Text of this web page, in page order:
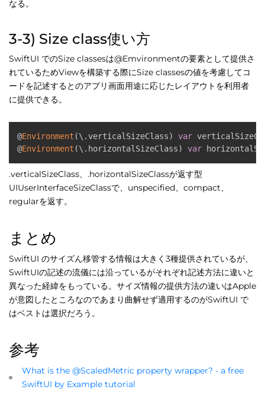
なる。
3-3) Size class使い方
SwiftUI でのSize classesは@Emvironmentの要素として提供さ
れているためViewを構築する際にSize classesの値を考慮してコ
ードを記述するとのアプリ画面用途に応じたレイアウトを利用者
に提供できる。
@Environment (\ . verticalSizeClass) var
@Environment (\ . horizontalSizeClass) var
.verticalSizeClass、.horizontalSizeClassが返す型
UIUserInterfaceSizeClassで、unspecified、compact、
regularを返す。
まとめ
SwiftUI のサイズん移管する情報は大きく3種提供されているが、
SwiftUIの記述の流儀には沿っているがそれぞれ記述方法に違いと
異なった経緯をもっている。サイズ情報の提供方法の違いはApple
が意図したところなのであまり曲解せず適用するのがSwiftUI で
はベストは選択だろう。
参考
What is the @ScaledMetric property wrapper? - a free
SwiftUI by Example tutorial